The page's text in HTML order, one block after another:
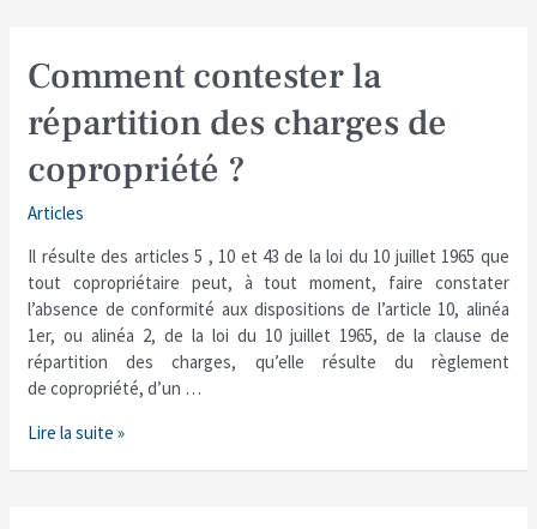
Comment contester la
répartition des charges de
copropriété ?
Articles
Il résulte des articles 5 , 10 et 43 de la loi du 10 juillet 1965 que
tout copropriétaire peut, à tout moment, faire constater
l’absence de conformité aux dispositions de l’article 10, alinéa
1er, ou alinéa 2, de la loi du 10 juillet 1965, de la clause de
répartition des charges, qu’elle résulte du règlement
de copropriété, d’un …
Comment
contester
la
répartition
des
charges
de
copropriété
?
Lire la suite »